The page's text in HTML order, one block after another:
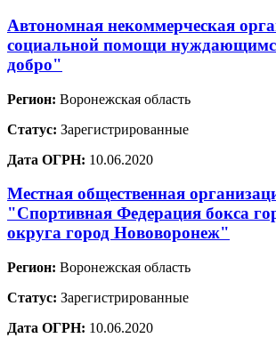
Автономная некоммерческая
социальной помощи
добро"
Регион: Воронежская область
Статус: Зарегистрированные
Дата ОГРН: 10.06.2020
Местная общественная
"Спортивная Федерация бокса
округа город Нововоронеж"
Регион: Воронежская область
Статус: Зарегистрированные
Дата ОГРН: 10.06.2020